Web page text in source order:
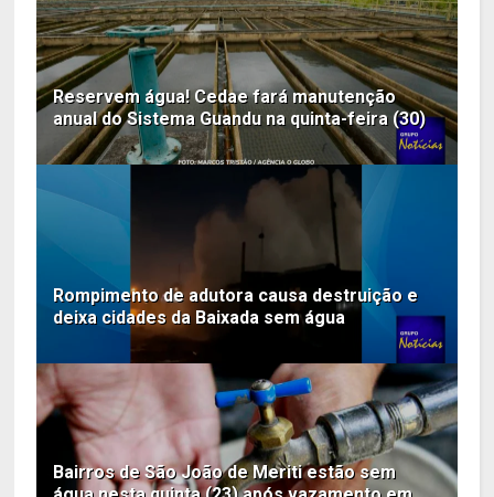
Reservem água! Cedae fará manutenção
anual do Sistema Guandu na quinta-feira (30)
Rompimento de adutora causa destruição e
deixa cidades da Baixada sem água
Bairros de São João de Meriti estão sem